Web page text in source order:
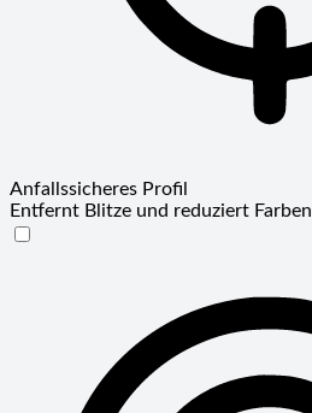
Anfallssicheres Profil
Entfernt Blitze und reduziert Farben